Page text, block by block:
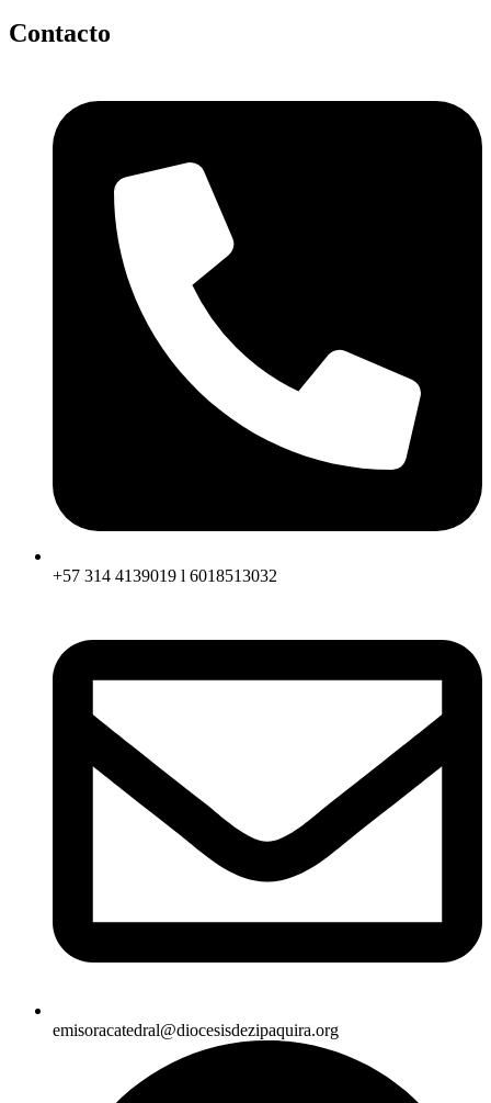
Contacto
+57 314 4139019 l 6018513032
emisoracatedral@diocesisdezipaquira.org